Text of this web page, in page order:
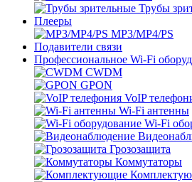
Трубы
Плееры
MP3/MP4/PS
Подавители связи
Профессиональное Wi-Fi
CWDM
GPON
VoIP
Wi-Fi антенны
Wi-Fi
Грозозащита
Коммутаторы